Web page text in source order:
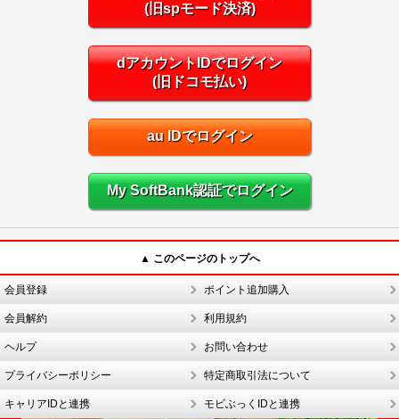
(旧spモード決済)
dアカウントIDでログイン
(旧ドコモ払い)
au IDでログイン
My SoftBank認証でログイン
▲ このページのトップへ
会員登録 ポイント追加購入
会員解約 利用規約
ヘルプ お問い合わせ
プライバシーポリシー 特定商取引法について
キャリアIDと連携 モビぶっくIDと連携